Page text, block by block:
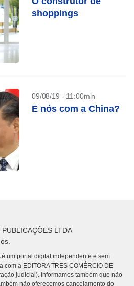
shoppings
09/08/19 - 11:00min
E nós com a China?
LTDA
é um portal digital independente e sem
a EDITORA TRES COMÉRCIO DE
judicial). Informamos também que não
não oferecemos cancelamento do